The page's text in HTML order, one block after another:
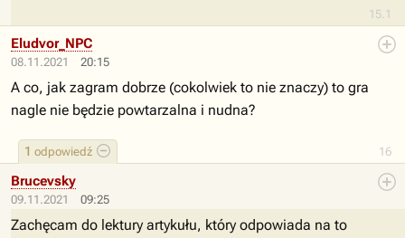
15.1
08.11.2021 20:15
16
1 odpowiedź
Eludvor_NPC
A co, jak zagram dobrze (cokolwiek to nie znaczy) to gra
nagle nie będzie powtarzalna i nudna?
09.11.2021 09:25
Brucevsky
Zachęcam do lektury artykułu, który odpowiada na to